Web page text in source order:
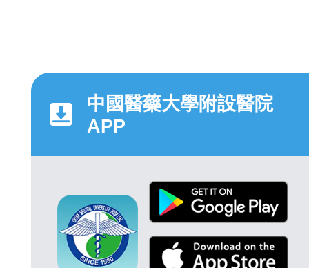
中國醫藥大學附設醫院
APP